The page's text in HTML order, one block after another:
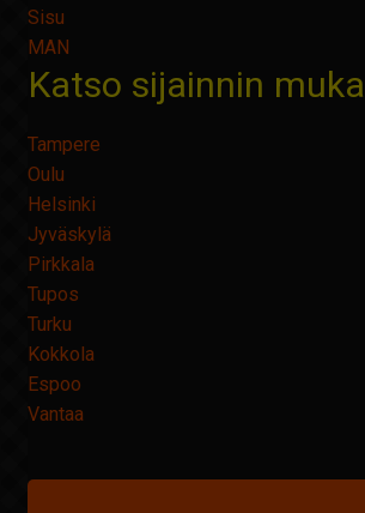
Sisu
MAN
Katso sijainnin
Tampere
Oulu
Helsinki
Jyväskylä
Pirkkala
Tupos
Turku
Kokkola
Espoo
Vantaa